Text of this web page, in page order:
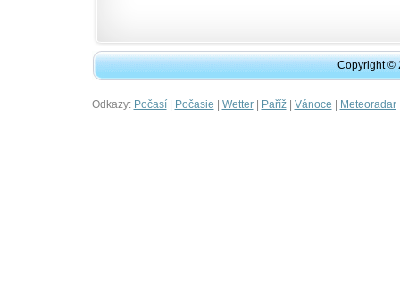
Copyright ©
Odkazy: Počasí| Počasie | Wetter| Paříž| Vánoce | Meteoradar